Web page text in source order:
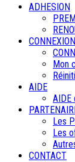
ADHESION
Mon
AIDE
AIDE
Les
Les
CONTACT